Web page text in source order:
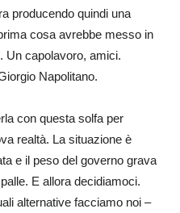
producendo quindi una
cosa avrebbe messo in
Un capolavoro, amici.
Napolitano.
con questa solfa per
realtà. La situazione è
e il peso del governo grava
E allora decidiamoci.
alternative facciamo noi –